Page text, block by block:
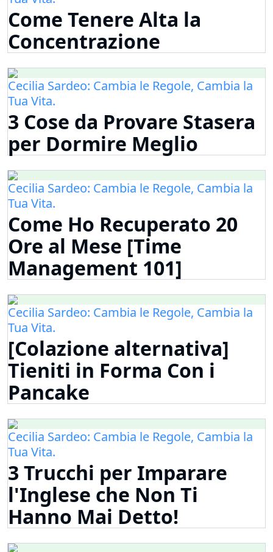
Come Tenere Alta la
Concentrazione
Cecilia Sardeo: Cambia le Regole, Cambia la
Tua Vita.
3 Cose da Provare Stasera
per Dormire Meglio
Cecilia Sardeo: Cambia le Regole, Cambia la
Tua Vita.
Come Ho Recuperato 20
Ore al Mese [Time
Management 101]
Cecilia Sardeo: Cambia le Regole, Cambia la
Tua Vita.
[Colazione alternativa]
Tieniti in Forma Con i
Pancake
Cecilia Sardeo: Cambia le Regole, Cambia la
Tua Vita.
3 Trucchi per Imparare
l'Inglese che Non Ti
Hanno Mai Detto!